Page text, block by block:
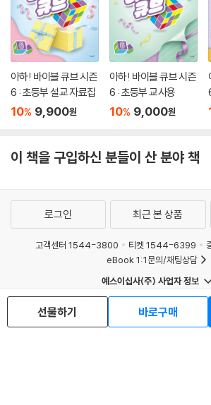
아하! 바이블 큐브 시즌
6 : 초등부 설교 자료집
10% 9,900원
아하! 바이블 큐브 시즌
6 : 초등부 교사용
10% 9,000원
이 책을 구입하신 분들이 산 분야 책
선물하기 바로구매
로그인 최근 본 상품
고객센터 1544-3800 티켓 1544-6399
eBook 1:1문의/채팅상담
예스이십사(주) 사업자 정보
청소
회사소개
거래처관계
도서홍보
광고